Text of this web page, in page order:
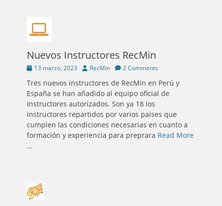
Nuevos Instructores RecMin
Posted
13 marzo, 2023 Author
RecMin 2 Comments
Tres nuevos instructores de RecMin en Perú y
España se han añadido al equipo oficial de
Instructores autorizados. Son ya 18 los
instructores repartidos por varios paises que
cumplen las condiciones necesarias en cuanto a
formación y experiencia para preprara Read More
…